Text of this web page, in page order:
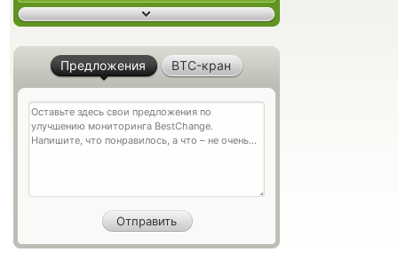
Предложения BTC-кран